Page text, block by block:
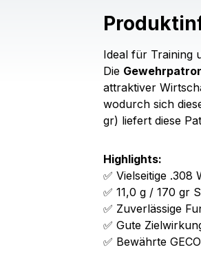
Ideal für Training
Die
attraktiver
wodurch sich
gr) liefert diese
Highlights:
✅ Vielseitige
✅ 11,0 g / 170 gr
✅ Zuverlässige
✅ Gute
✅ Bewährte